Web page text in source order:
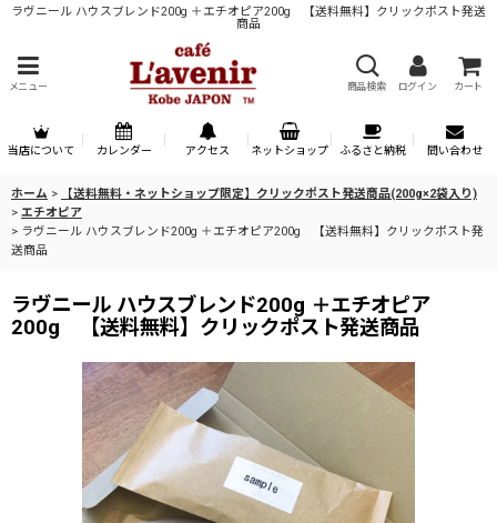
ラヴニール ハウスブレンド200g ＋エチオピア200g 【送料無料】クリックポスト発送
商品
メニュー 商品検索 ログイン カート
当店について カレンダー アクセス ネットショップ ふるさと納税 問い合わせ
ホーム >
【送料無料・ネットショップ限定】クリックポスト発送商品(200g×2袋入り)
> エチオピア
> ラヴニール ハウスブレンド200g ＋エチオピア200g 【送料無料】クリックポスト発
送商品
ラヴニール ハウスブレンド200g ＋エチオピア
200g 【送料無料】クリックポスト発送商品